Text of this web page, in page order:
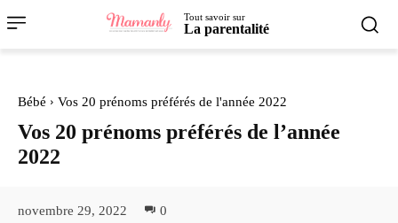
Tout savoir sur
La parentalité
Bébé Vos 20 prénoms préférés de l'année 2022
Vos 20 prénoms préférés de l’année
2022
novembre 29, 2022 0